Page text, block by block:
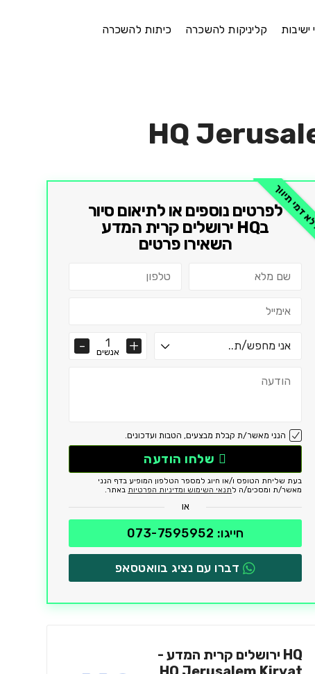
ישיבות קליניקות להשכרה כיתות להשכרה
HQ
תיווךלפרטים נוספים או לתיאום סיור
בHQ ירושלים קרית המדע
השאירו פרטים
אנשים
הנני מאשר/ת קבלת מבצעים, הטבות ועדכונים.
שלחו הודעה
בעת שליחת הטופס ו/או חיוג למספר הטלפון המופיע בדף הנני
מאשר/ת ומסכים/ה לתנאי השימוש ומדיניות הפרטיות באתר.
או
חייגו: 073-7595952
דברו עם נציג בוואטסאפ
HQ ירושלים קרית המדע -